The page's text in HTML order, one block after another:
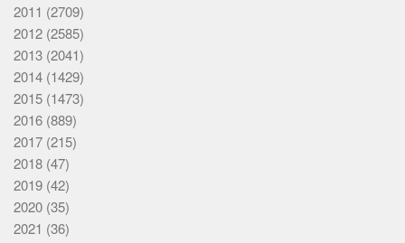
2011 (2709)
2012 (2585)
2013 (2041)
2014 (1429)
2015 (1473)
2016 (889)
2017 (215)
2018 (47)
2019 (42)
2020 (35)
2021 (36)